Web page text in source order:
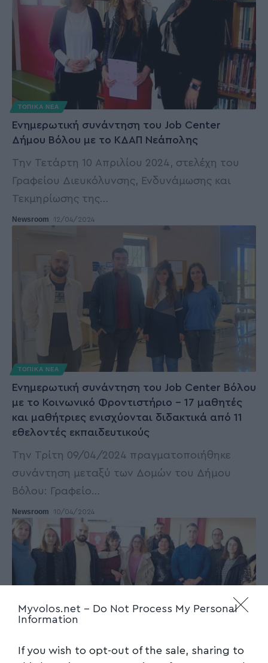
Myvolos.net - Do Not Process My Personal
Information
If you wish to opt-out of the sale, sharing to
ΤΟΠΙΚΑ ΝΕΑ
Ενημερωτική συνάντηση του Job Center
Δήμου Βόλου με το ΚΔΑΠ Νεάπολης
Την Τετάρτη 10 Απριλίου 2024, στελέχη του
Γραφείου Διευκόλυνσης, Ενδυνάμωσης και
Τεκμηρίωσης της…
Newsroom 12/04/2024
ΤΟΠΙΚΑ ΝΕΑ
Ενημερωτική συνάντηση του Job Center Βόλου
με το Κοινωνικό Φροντιστήριο – 17 μαθητές
και μαθήτριες ενισχύονται διδακτικά από 11
εθελοντές εκπαιδευτικούς
Την Τρίτη 09/04/2024 πραγματοποιήθηκε
συνάντηση μεταξύ των Δομών του Δήμου
Βόλου: Γραφείο…
Newsroom 10/04/2024
ΤΟΠΙΚΑ ΝΕΑ